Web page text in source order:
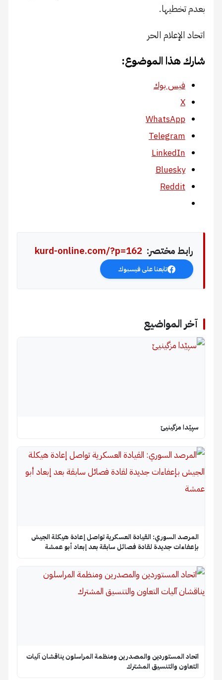
بعدم تخطيها.
اتحاد الإعلام الحر
شارك هذا الموضوع:
فيس بوك
X
WhatsApp
Telegram
LinkedIn
Bluesky
Reddit
رابط مختصر: kurd-online.com/?p=162
تابعنا على فيسبوك
آخر المواضيع
سپێدا مزگینیێ
المرصد السوري: القيادة العسكرية تواصل إعادة هيكلة الجيش
بإعفاءات جديدة لقادة فصائل سابقة بعد إبعاد أبو عمشة
اتحاد المستوردين والمصدرين ومنظمة المراسلون يناقشان آليات
التعاون والتنسيق المشترك